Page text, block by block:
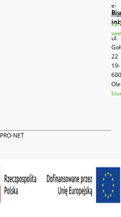
e-
ul.
22
19-
600
PRO-NET